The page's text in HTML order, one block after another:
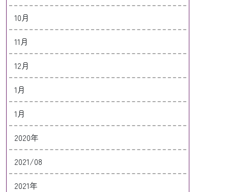
10月
11月
12月
1月
1月
2020年
2021/08
2021年